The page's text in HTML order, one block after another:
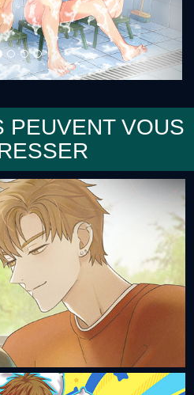
PEUVENT VOUS